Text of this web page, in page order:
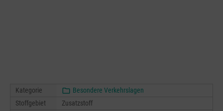
Kategorie
Besondere Verkehrslagen
Stoffgebiet
Zusatzstoff